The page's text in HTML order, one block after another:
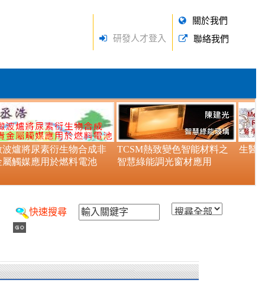
研發人才登入
關於我們
聯絡我們
快速搜尋